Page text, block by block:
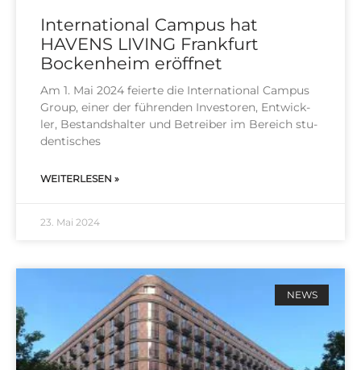
International Campus hat
HAVENS LIVING Frankfurt
Bockenheim eröffnet
Am 1. Mai 2024 fei­er­te die Inter­na­tio­nal Cam­pus
Group, einer der füh­ren­den Inves­to­ren, Ent­wick­
ler, Bestands­hal­ter und Betrei­ber im Bereich stu­
den­ti­sches
WEITERLESEN »
23. Mai 2024
NEWS